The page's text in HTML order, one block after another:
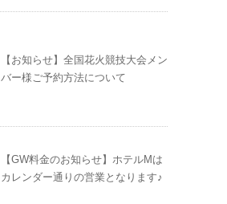
【お知らせ】全国花火競技大会メン
バー様ご予約方法について
【GW料金のお知らせ】ホテルMは
カレンダー通りの営業となります♪